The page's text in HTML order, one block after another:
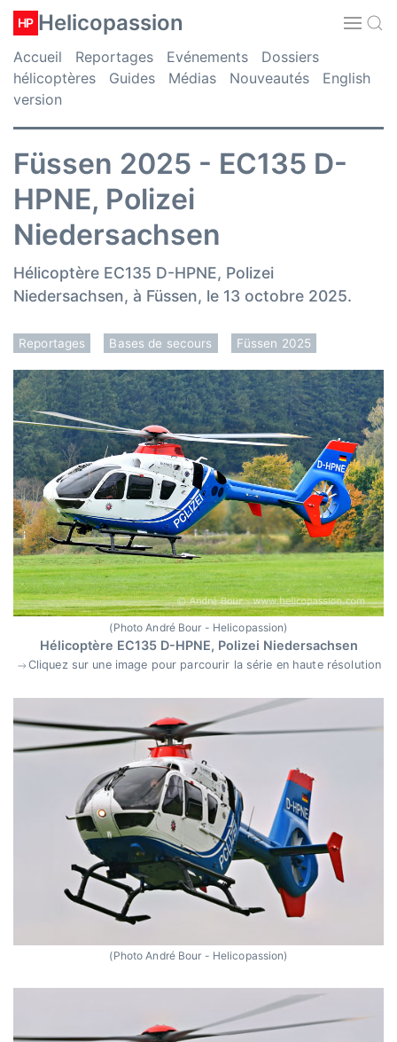
HP Helicopassion
Accueil Reportages Evénements
Dossiers
hélicoptères
Guides Médias Nouveautés
English
version
Füssen 2025 - EC135 D-
HPNE, Polizei
Niedersachsen
Hélicoptère EC135 D-HPNE, Polizei
Niedersachsen, à Füssen, le 13 octobre 2025.
Reportages Bases de secours Füssen 2025
(Photo André Bour - Helicopassion)
Hélicoptère EC135 D-HPNE, Polizei Niedersachsen
Cliquez sur une image pour parcourir la série en haute résolution
(Photo André Bour - Helicopassion)